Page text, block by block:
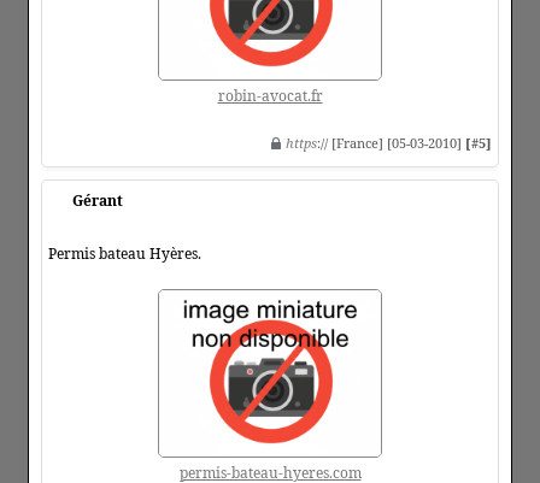
robin-avocat.fr
https:// [France] [05-03-2010] [#5]
Gérant
Permis bateau Hyères.
permis-bateau-hyeres.com